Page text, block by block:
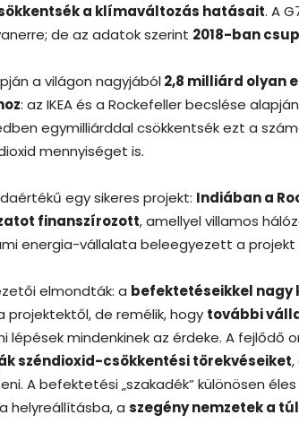
a klímaváltozás hatásait. A
de az adatok szerint 2018-ban
a világon nagyjából2,8 milliárd olyan
: az IKEA és a Rockefeller becslése
egymilliárddal csökkentsék ezt a
mennyiséget is.
egy sikeres projekt: Indiában a
finanszírozott, amellyel villamos
energia-vállalata beleegyezett a
elmondták: a befektetéseikkel
projektektől, de remélik, hogy további
lépések mindenkinek az érdeke. A fejlődő
széndioxid-csökkentési törekvéseiket
A befektetési „szakadék” különösen
helyreállításba, a szegény nemzetek a